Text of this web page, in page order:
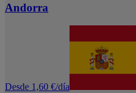
Andorra
Desde 1,60 €/día